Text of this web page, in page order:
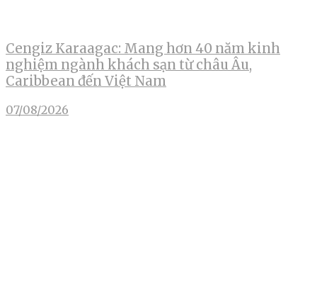
Cengiz Karaagac: Mang hơn 40 năm kinh
nghiệm ngành khách sạn từ châu Âu,
Caribbean đến Việt Nam
07/08/2026